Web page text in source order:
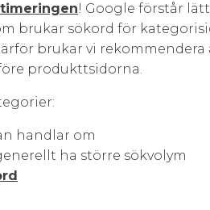
! Google förstår
brukar sökord för
brukar vi rekommendera
produkttsidorna.
handlar om
ha större sökvolym